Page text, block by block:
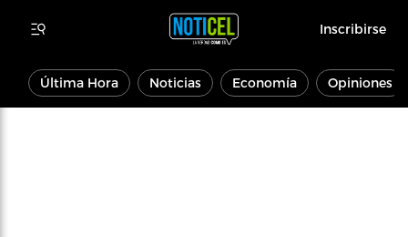
Inscribirse
Última Hora Noticias Economía Opiniones